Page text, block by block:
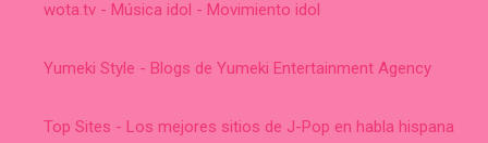
wota.tv - Música idol - Movimiento idol
Yumeki Style - Blogs de Yumeki Entertainment Agency
Top Sites - Los mejores sitios de J-Pop en habla hispana